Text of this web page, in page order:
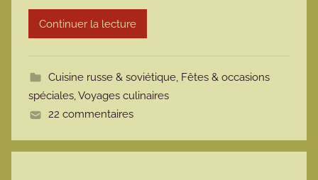
r
t
e
Continuer la lecture
Cuisine russe & soviétique, Fêtes & occasions
spéciales,Voyages culinaires
22 commentaires